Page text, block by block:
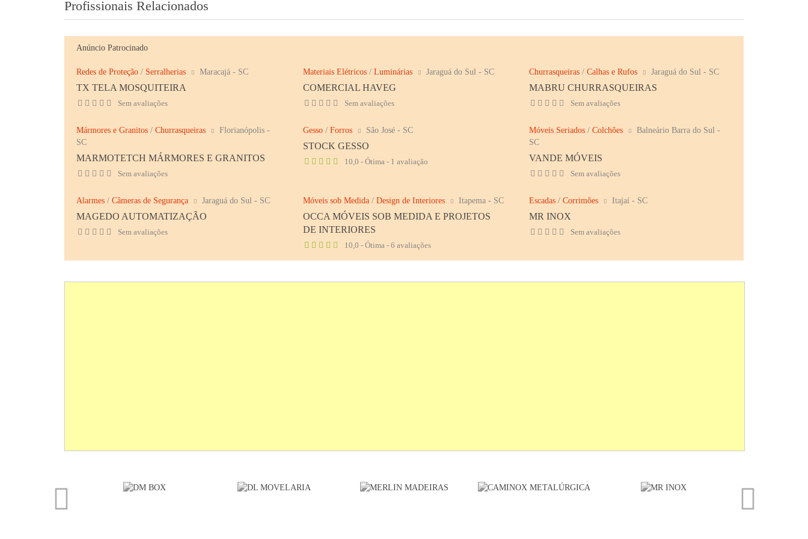
Profissionais Relacionados
Anúncio Patrocinado
Redes de Proteção / Serralherias Maracajá - SC
TX TELA MOSQUITEIRA
Sem avaliações
Materiais Elétricos/ Luminárias Jaraguá do Sul - SC
COMERCIAL HAVEG
Sem avaliações
Churrasqueiras /Calhas e Rufos Jaraguá do Sul - SC
MABRU CHURRASQUEIRAS
Sem avaliações
Mármores e Granitos / Churrasqueiras
Florianópolis -
SC
MARMOTETCH MÁRMORES E GRANITOS
Sem avaliações
Gesso/ Forros São José - SC
STOCK GESSO
10,0 - Ótima - 1 avaliação
Móveis Seriados /Colchões
Balneário Barra do Sul -
SC
VANDE MÓVEIS
Sem avaliações
Alarmes / Câmeras de Segurança Jaraguá do Sul - SC
MAGEDO AUTOMATIZAÇÃO
Sem avaliações
Móveis sob Medida/ Design de Interiores Itapema - SC
OCCA MÓVEIS SOB MEDIDA E PROJETOS
DE INTERIORES
10,0 - Ótima - 6 avaliações
Escadas /Corrimões Itajaí - SC
MR INOX
Sem avaliações